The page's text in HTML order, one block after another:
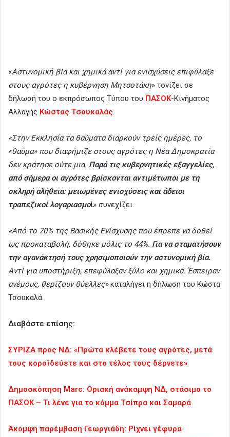
«Αστυνομική βία και χημικά αντί για ενισχύσεις επιφύλαξε
στους αγρότες η κυβέρνηση Μητσοτάκη» τονίζει σε
δήλωσή του ο εκπρόσωπος Τύπου του ΠΑΣΟΚ-Κινήματος
Αλλαγής Κώστας Τσουκαλάς.
«Στην Εκκλησία τα θαύματα διαρκούν τρείς ημέρες, το
«θαύμα» που διαφήμιζε στους αγρότες η Νέα Δημοκρατία
δεν κράτησε ούτε μια. Παρά τις κυβερνητικές εξαγγελίες,
από σήμερα οι αγρότες βρίσκονται αντιμέτωποι με τη
σκληρή αλήθεια: μειωμένες ενισχύσεις και άδειοι
τραπεζικοί λογαριασμοί» συνεχίζει.
«Από το 70% της Βασικής Ενίσχυσης που έπρεπε να δοθεί
ως προκαταβολή, δόθηκε μόλις το 44%. Για να σταματήσουν
την αγανάκτησή τους χρησιμοποιούν την αστυνομική βία.
Αντί για υποστήριξη, επεφύλαξαν ξύλο και χημικά. Έσπειραν
ανέμους, θερίζουν θύελλες»καταλήγει η δήλωση του Κώστα
Τσουκαλά.
Διαβάστε επίσης:
ΣΥΡΙΖΑ προς ΝΔ: «Πρώτα κλέβετε τους αγρότες, μετά
τους κοροϊδεύετε και στο τέλος τους δέρνετε»
Δημοσκόπηση Marc: Οριακή ανάκαμψη ΝΔ, στάσιμο το
ΠΑΣΟΚ – Τι λένε για το κόμμα Τσίπρα και Σαμαρά
Άκομψη παρέμβαση Γεωργιάδη: Ρίχνει γέφυρα